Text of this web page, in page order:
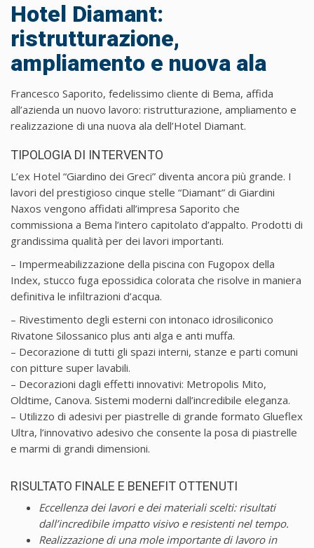
Hotel Diamant:
ristrutturazione,
ampliamento e nuova ala
Francesco Saporito, fedelissimo cliente di Bema, affida
all’azienda un nuovo lavoro: ristrutturazione, ampliamento e
realizzazione di una nuova ala dell’Hotel Diamant.
TIPOLOGIA DI INTERVENTO
L’ex Hotel “Giardino dei Greci” diventa ancora più grande. I
lavori del prestigioso cinque stelle “Diamant” di Giardini
Naxos vengono affidati all’impresa Saporito che
commissiona a Bema l’intero capitolato d’appalto. Prodotti di
grandissima qualità per dei lavori importanti.
– Impermeabilizzazione della piscina con Fugopox della
Index, stucco fuga epossidica colorata che risolve in maniera
definitiva le infiltrazioni d’acqua.
– Rivestimento degli esterni con intonaco idrosiliconico
Rivatone Silossanico plus anti alga e anti muffa.
– Decorazione di tutti gli spazi interni, stanze e parti comuni
con pitture super lavabili.
– Decorazioni dagli effetti innovativi: Metropolis Mito,
Oldtime, Canova. Sistemi moderni dall’incredibile eleganza.
– Utilizzo di adesivi per piastrelle di grande formato Glueflex
Ultra, l’innovativo adesivo che consente la posa di piastrelle
e marmi di grandi dimensioni.
RISULTATO FINALE E BENEFIT OTTENUTI
Eccellenza dei lavori e dei materiali scelti: risultati
dall’incredibile impatto visivo e resistenti nel tempo.
Realizzazione di una mole importante di lavoro in